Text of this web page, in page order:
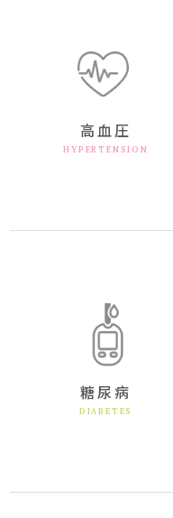
高血圧
HYPERTENSION
糖尿病
DIABETES